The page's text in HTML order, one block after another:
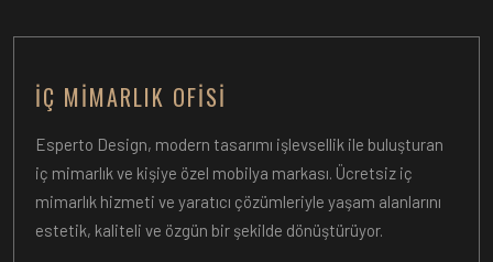
İÇ MIMARLIK OFISI
Esperto Design, modern tasarımı işlevsellik ile buluşturan
iç mimarlık ve kişiye özel mobilya markası. Ücretsiz iç
mimarlık hizmeti ve yaratıcı çözümleriyle yaşam alanlarını
estetik, kaliteli ve özgün bir şekilde dönüştürüyor.